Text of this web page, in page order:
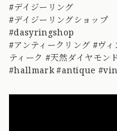
#デイジーリング
#デイジーリングショップ
#dasyringshop
#アンティークリング #ヴ
ティーク #天然ダイヤモ
#hallmark #antique